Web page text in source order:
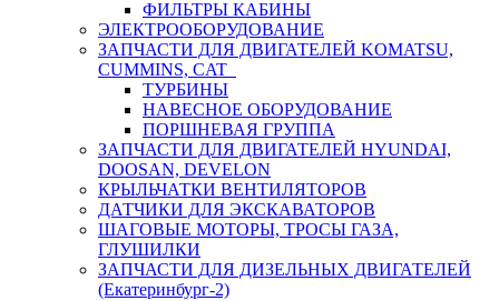
ФИЛЬТРЫ КАБИНЫ
ЭЛЕКТРООБОРУДОВАНИЕ
ЗАПЧАСТИ ДЛЯ ДВИГАТЕЛЕЙ KOMATSU,
CUMMINS, CAT
ТУРБИНЫ
НАВЕСНОЕ ОБОРУДОВАНИЕ
ПОРШНЕВАЯ ГРУППА
ЗАПЧАСТИ ДЛЯ ДВИГАТЕЛЕЙ HYUNDAI,
DOOSAN, DEVELON
КРЫЛЬЧАТКИ ВЕНТИЛЯТОРОВ
ДАТЧИКИ ДЛЯ ЭКСКАВАТОРОВ
ШАГОВЫЕ МОТОРЫ, ТРОСЫ ГАЗА,
ГЛУШИЛКИ
ЗАПЧАСТИ ДЛЯ ДИЗЕЛЬНЫХ ДВИГАТЕЛЕЙ
(Екатеринбург-2)